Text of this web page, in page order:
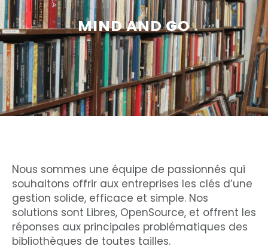
MIND AND GO
Nous sommes une équipe de passionnés qui
souhaitons offrir aux entreprises les clés d’une
gestion solide, efficace et simple. Nos
solutions sont Libres, OpenSource, et offrent les
réponses aux principales problématiques des
bibliothèques de toutes tailles.